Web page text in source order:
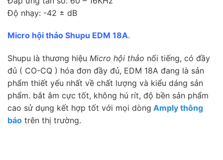
Độ nhạy: -42 ± dB
Micro hội thảo Shupu EDM 18A.
Shupu là thương hiệu Micro hội thảo nổi tiếng, có đầy
đủ ( CO-CQ ) hóa đơn đầy đủ, EDM 18A đang là sản
phẩm thiết yếu nhất về chất lượng và kiểu dáng sản
phẩm. bắt âm cực tốt, không hú rít, độ bền sản phẩm
cao sử dụng kết hợp tốt với mọi dòng Amply thông
báo trên thị trường.